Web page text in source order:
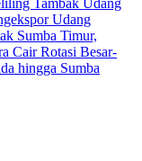
Tambak Udang
Udang
Sumba Timur,
CairRotasi Besar-
hingga Sumba